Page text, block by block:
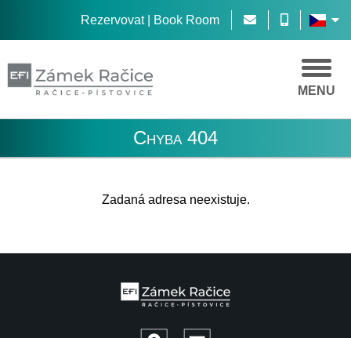
Rezervovat | Book Room
MENU
Chyba 404
Zadaná adresa neexistuje.